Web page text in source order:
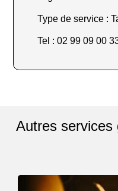
Type de service :
Tel : 02 99 09 00
Autres services